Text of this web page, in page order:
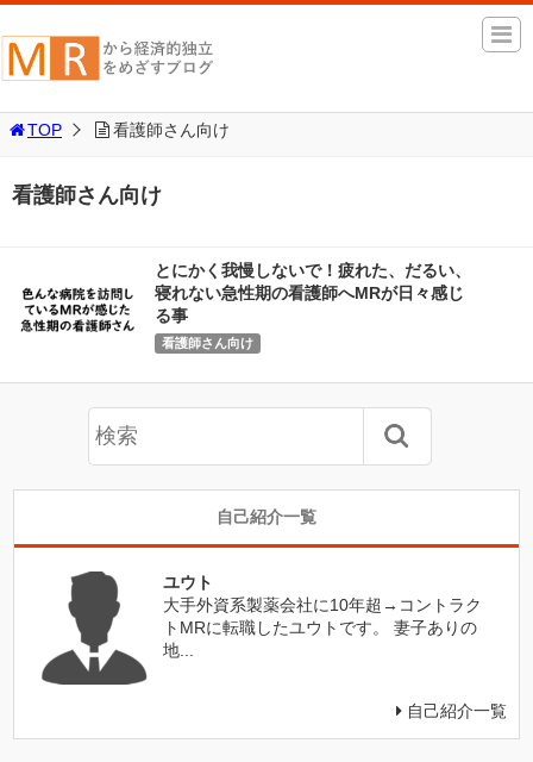
TOP 看護師さん向け
看護師さん向け
とにかく我慢しないで！疲れた、だるい、
寝れない急性期の看護師へMRが日々感じ
る事
看護師さん向け
自己紹介一覧
ユウト
大手外資系製薬会社に10年超→コントラク
トMRに転職したユウトです。 妻子ありの
地...
自己紹介一覧